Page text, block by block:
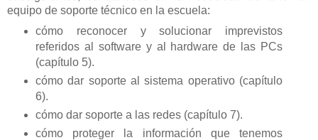
equipo de soporte técnico en la escuela:
cómo reconocer y solucionar imprevistos
referidos al software y al hardware de las PCs
(capítulo 5).
cómo dar soporte al sistema operativo (capítulo
6).
cómo dar soporte a las redes (capítulo 7).
cómo proteger la información que tenemos